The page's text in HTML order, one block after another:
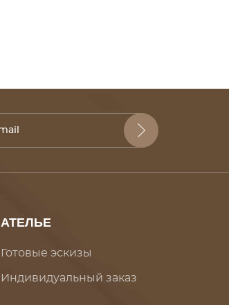
АТЕЛЬЕ
Готовые эскизы
Индивидуальный заказ